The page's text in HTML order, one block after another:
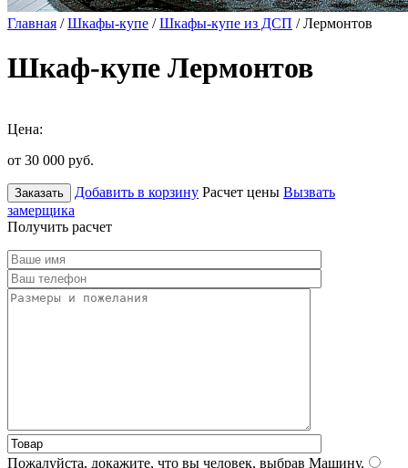
Главная /Шкафы-купе /Шкафы-купе из ДСП / Лермонтов
Шкаф-купе Лермонтов
Цена:
от 30 000 руб.
Заказать Добавить в корзину Расчет цены Вызвать
замерщика
Получить расчет
Пожалуйста, докажите, что вы человек, выбрав Машину.